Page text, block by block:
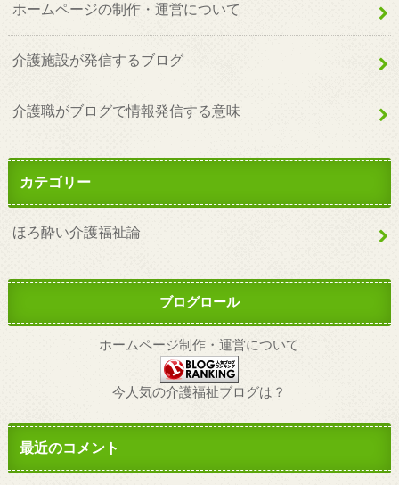
ホームページの制作・運営について
介護施設が発信するブログ
介護職がブログで情報発信する意味
カテゴリー
ほろ酔い介護福祉論
ブログロール
ホームページ制作・運営について
今人気の介護福祉ブログは？
最近のコメント